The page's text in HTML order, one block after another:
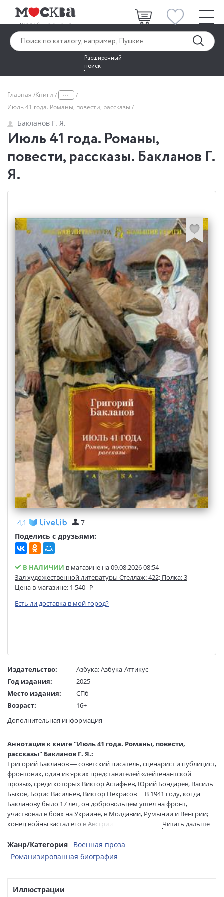
Расширенный
поиск
Главная Книги ...
Июль 41 года. Романы, повести, рассказы
Бакланов Г. Я.
Июль 41 года. Романы,
повести, рассказы. Бакланов Г.
Я.
4,1
7
Поделись с друзьями:
В НАЛИЧИИ в магазине на 09.08.2026 08:54
Зал художественной литературы Стеллаж: 422; Полка: 3
Цена в магазине: 1 540
Есть ли доставка в мой город?
Издательство: Азбука;Азбука-Аттикус
Год издания:
2025
Место издания:
СПб
Возраст:
16+
Язык текста:
Тип обложки:
Твердый переплет
Формат:
60х88 1/16
Размеры в мм
(ДхШхВ):
215x150x40
Вес:
945 гр.
Страниц:
864
Тираж:
5000 экз.
Код товара:
1220127
Артикул:
А0000030301
ISBN:
978-5-389-27434-1
Дополнительная информация
Аннотация к книге "Июль 41 года. Романы, повести,
рассказы" Бакланов Г. Я.:
Григорий Бакланов — советский писатель, сценарист и публицист,
фронтовик, один из ярких представителей «лейтенантской
прозы», среди которых Виктор Астафьев, Юрий Бондарев, Василь
Быков, Борис Васильев, Виктор Некрасов… В 1941 году, когда
Бакланову было 17 лет, он добровольцем ушел на фронт,
участвовал в боях на Украине, в Молдавии, Румынии и Венгрии;
конец войны застал его в Австрии, в звании младшего лейтенанта.
Бакланова, часто шли вразрез с парадной историей, но несли
правду, которую автор хотел рассказать о том, что видел и
пережил. «Новые поколения не представляют себе, что же такое в
первую очередь, свой взгляд на войну, писали о том, что сами
Читать дальше…
Жанр/Категория
Военная проза
Романизированная биография
Иллюстрации